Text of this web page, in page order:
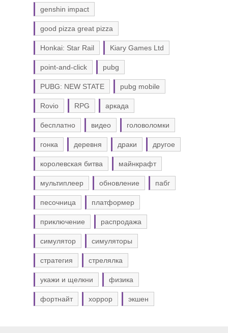
genshin impact
good pizza great pizza
Honkai: Star Rail Kiary Games Ltd
point-and-click pubg
PUBG: NEW STATE pubg mobile
Rovio RPG аркада
бесплатно видео головоломки
гонка деревня драки другое
королевская битва майнкрафт
мультиплеер обновление пабг
песочница платформер
приключение распродажа
симулятор симуляторы
стратегия стрелялка
укажи и щелкни физика
фортнайт хоррор экшен